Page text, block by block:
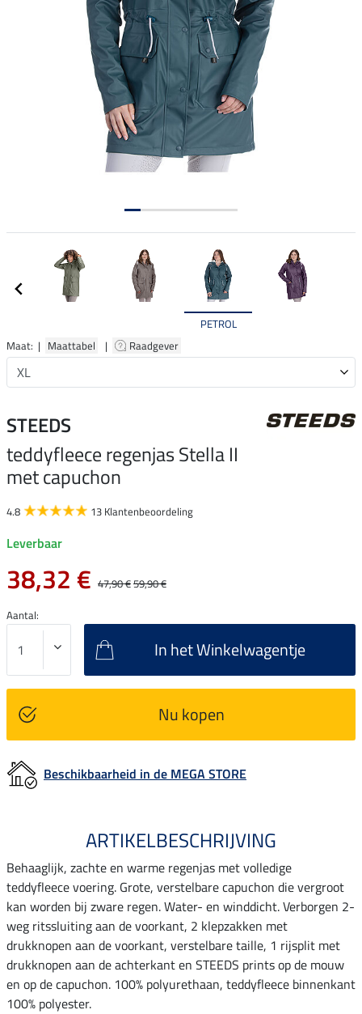
PETROL
Maat: | Maattabel | Raadgever
STEEDS
teddyfleece regenjas Stella II
met capuchon
4.8 13 Klantenbeoordeling
Leverbaar
38,32 € 47,90 €59,90 €
Aantal:
In het Winkelwagentje
Nu kopen
Beschikbaarheid in de MEGA STORE
ARTIKELBESCHRIJVING
Behaaglijk, zachte en warme regenjas met volledige
teddyfleece voering. Grote, verstelbare capuchon die vergroot
kan worden bij zware regen. Water- en winddicht. Verborgen 2-
weg ritssluiting aan de voorkant, 2 klepzakken met
drukknopen aan de voorkant, verstelbare taille, 1 rijsplit met
drukknopen aan de achterkant en STEEDS prints op de mouw
en op de capuchon. 100% polyurethaan, teddyfleece binnenkant
100% polyester.